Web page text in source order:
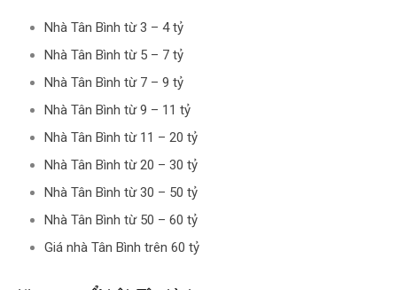
Nhà Tân Bình từ 3 – 4 tỷ
Nhà Tân Bình từ 5 – 7 tỷ
Nhà Tân Bình từ 7 – 9 tỷ
Nhà Tân Bình từ 9 – 11 tỷ
Nhà Tân Bình từ 11 – 20 tỷ
Nhà Tân Bình từ 20 – 30 tỷ
Nhà Tân Bình từ 30 – 50 tỷ
Nhà Tân Bình từ 50 – 60 tỷ
Giá nhà Tân Bình trên 60 tỷ